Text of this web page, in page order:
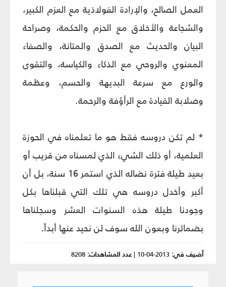
العمل الصالح، والإرادة الفولاذية مع العزم الكبير،
والشجاعة والأخلاق مع الحزم والحكمة، وصراحة
البيان والحديث مع الصدق والمتانة، والصفاء
المعنوي والروحي مع الذكاء والكياسة، والتقوى
والورع مع سرعة البديهة والحسم، وعظمة
وصلابة القيادة مع الرأؤفة والرحمة.
* لم تكن دروسه فقط هو ما تعلمناه في الحوزة
العلمية، أو ذلك الشي‏ء الذي لمسناه من قريب أو
بعيد طيلة فترة نضاله الذي استمر 16 سنة، بل أن
أكبر وأخدل دروسه هي تلك التي قبلناها بكل
وجودنا طيلة هذه السنوات العشر وسجلناها
بضمائرنا وبعون الله سوف لن نحيد عنها أبداً.
أضيف في: 2013-04-10
|عدد المشاهدات: 8208